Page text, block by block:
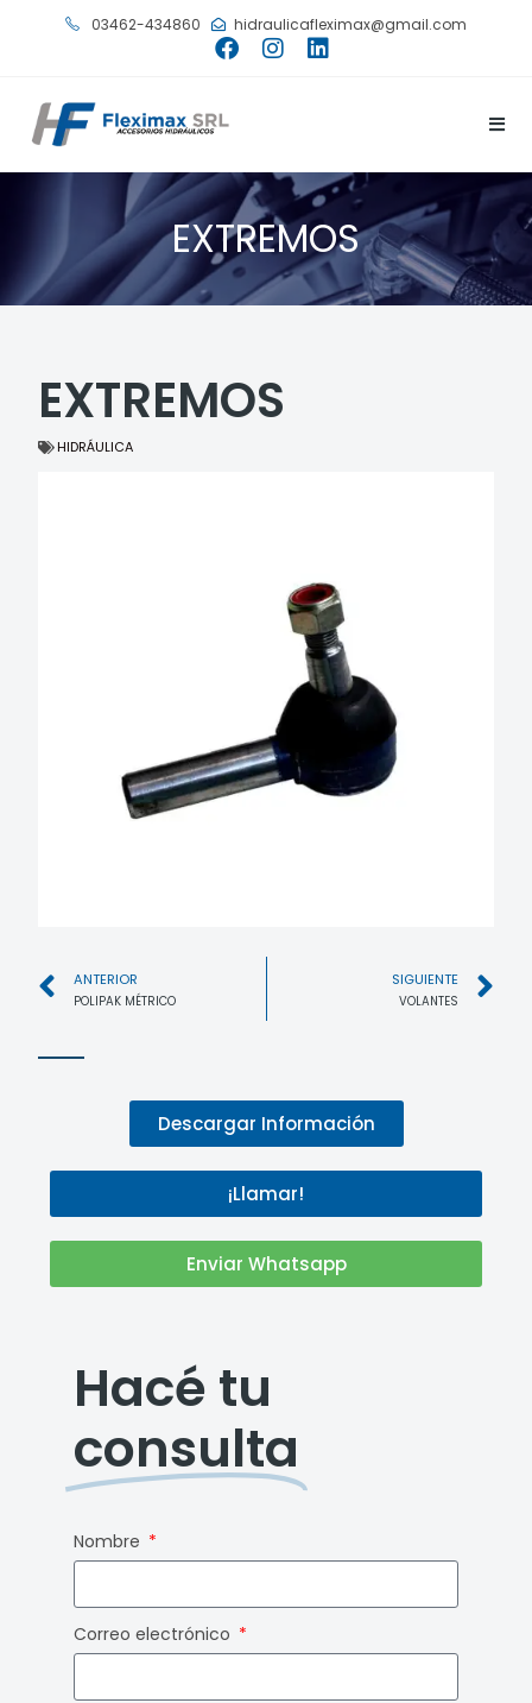
03462-434860 hidraulicafleximax@gmail.com
EXTREMOS
EXTREMOS
HIDRÁULICA
ANTERIOR
POLIPAK MÉTRICO
SIGUIENTE
VOLANTES
Descargar Información
¡Llamar!
Enviar Whatsapp
Hacé tu
consulta
Nombre
Correo electrónico